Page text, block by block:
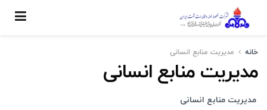
خانه مدیریت منابع انسانی
مدیریت منابع انسانی
مدیریت منابع انسانی